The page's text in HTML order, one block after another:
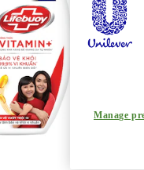
Công thứcManage